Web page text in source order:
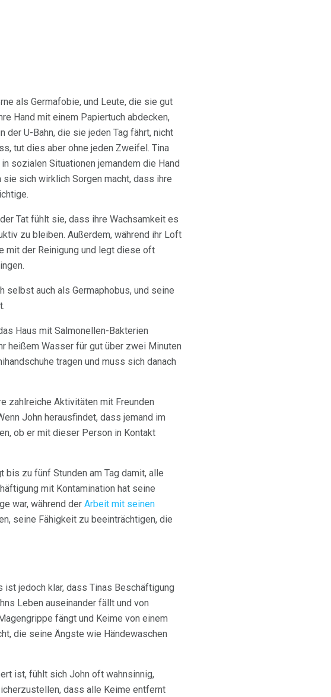
als Germafobie, und Leute, die sie gut
Hand mit einem Papiertuch abdecken,
U-Bahn, die sie jeden Tag fährt, nicht
tut dies aber ohne jeden Zweifel. Tina
sozialen Situationen jemandem die Hand
sich wirklich Sorgen macht, dass ihre
Tat fühlt sie, dass ihre Wachsamkeit es
zu bleiben. Außerdem, während ihr Loft
mit der Reinigung und legt diese oft
auch als Germaphobus, und seine
Haus mit Salmonellen-Bakterien
heißem Wasser für gut über zwei Minuten
tragen und muss sich danach
zahlreiche Aktivitäten mit Freunden
John herausfindet, dass jemand im
ob er mit dieser Person in Kontakt
zu fünf Stunden am Tag damit, alle
mit Kontamination hat seine
war, während der Arbeit mit seinen
seine Fähigkeit zu beeinträchtigen, die
jedoch klar, dass Tinas Beschäftigung
Leben auseinander fällt und von
fängt und Keime von einem
die seine Ängste wie Händewaschen
ist, fühlt sich John oft wahnsinnig,
dass alle Keime entfernt